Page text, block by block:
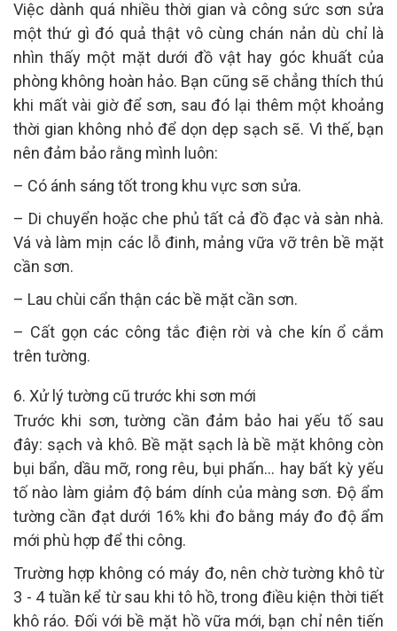
Việc dành quá nhiều thời gian và công sức sơn sửa
một thứ gì đó quả thật vô cùng chán nản dù chỉ là
nhìn thấy một mặt dưới đồ vật hay góc khuất của
phòng không hoàn hảo. Bạn cũng sẽ chẳng thích thú
khi mất vài giờ để sơn, sau đó lại thêm một khoảng
thời gian không nhỏ để dọn dẹp sạch sẽ. Vì thế, bạn
nên đảm bảo rằng mình luôn:
– Có ánh sáng tốt trong khu vực sơn sửa.
– Di chuyển hoặc che phủ tất cả đồ đạc và sàn nhà.
Vá và làm mịn các lỗ đinh, mảng vữa vỡ trên bề mặt
cần sơn.
– Lau chùi cẩn thận các bề mặt cần sơn.
– Cất gọn các công tắc điện rời và che kín ổ cắm
trên tường.
6. Xử lý tường cũ trước khi sơn mới
Trước khi sơn, tường cần đảm bảo hai yếu tố sau
đây: sạch và khô. Bề mặt sạch là bề mặt không còn
bụi bẩn, dầu mỡ, rong rêu, bụi phấn... hay bất kỳ yếu
tố nào làm giảm độ bám dính của màng sơn. Độ ẩm
tường cần đạt dưới 16% khi đo bằng máy đo độ ẩm
mới phù hợp để thi công.
Trường hợp không có máy đo, nên chờ tường khô từ
3 - 4 tuần kể từ sau khi tô hồ, trong điều kiện thời tiết
khô ráo. Đối với bề mặt hồ vữa mới, bạn chỉ nên tiến